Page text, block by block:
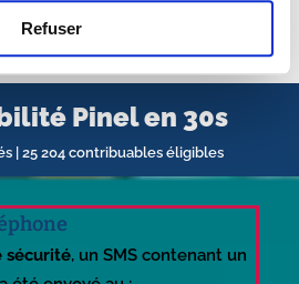
Refuser
Pinel en 30s
| 25 204 contribuables éligibles
sécurité, un SMS contenant un